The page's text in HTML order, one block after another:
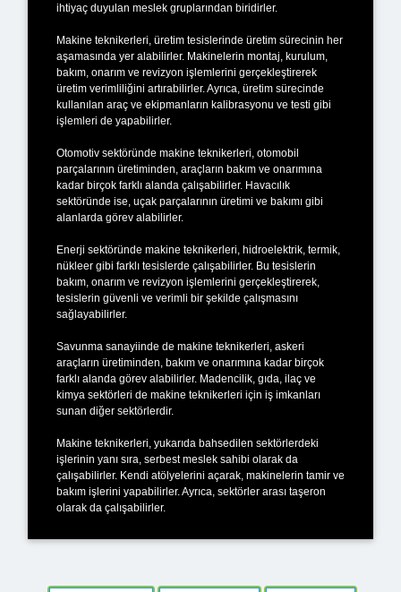
ihtiyaç duyulan meslek gruplarından biridirler.
Makine teknikerleri, üretim tesislerinde üretim sürecinin her
aşamasında yer alabilirler. Makinelerin montaj, kurulum,
bakım, onarım ve revizyon işlemlerini gerçekleştirerek
üretim verimliliğini artırabilirler. Ayrıca, üretim sürecinde
kullanılan araç ve ekipmanların kalibrasyonu ve testi gibi
işlemleri de yapabilirler.
Otomotiv sektöründe makine teknikerleri, otomobil
parçalarının üretiminden, araçların bakım ve onarımına
kadar birçok farklı alanda çalışabilirler. Havacılık
sektöründe ise, uçak parçalarının üretimi ve bakımı gibi
alanlarda görev alabilirler.
Enerji sektöründe makine teknikerleri, hidroelektrik, termik,
nükleer gibi farklı tesislerde çalışabilirler. Bu tesislerin
bakım, onarım ve revizyon işlemlerini gerçekleştirerek,
tesislerin güvenli ve verimli bir şekilde çalışmasını
sağlayabilirler.
Savunma sanayiinde de makine teknikerleri, askeri
araçların üretiminden, bakım ve onarımına kadar birçok
farklı alanda görev alabilirler. Madencilik, gıda, ilaç ve
kimya sektörleri de makine teknikerleri için iş imkanları
sunan diğer sektörlerdir.
Makine teknikerleri, yukarıda bahsedilen sektörlerdeki
işlerinin yanı sıra, serbest meslek sahibi olarak da
çalışabilirler. Kendi atölyelerini açarak, makinelerin tamir ve
bakım işlerini yapabilirler. Ayrıca, sektörler arası taşeron
olarak da çalışabilirler.